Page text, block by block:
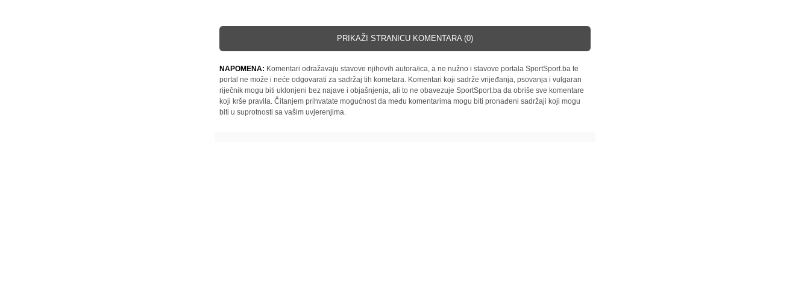
PRIKAŽI STRANICU KOMENTARA (0)
NAPOMENA: Komentari odražavaju stavove njihovih autora/ica, a ne nužno i stavove portala SportSport.ba te
portal ne može i neće odgovarati za sadržaj tih kometara. Komentari koji sadrže vrijeđanja, psovanja i vulgaran
riječnik mogu biti uklonjeni bez najave i objašnjenja, ali to ne obavezuje SportSport.ba da obriše sve komentare
koji krše pravila. Čitanjem prihvatate mogućnost da među komentarima mogu biti pronađeni sadržaji koji mogu
biti u suprotnosti sa vašim uvjerenjima.